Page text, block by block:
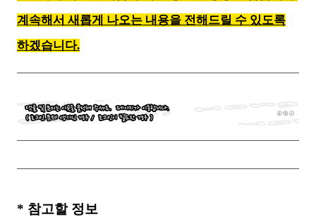
계속해서 새롭게 나오는 내용을 전해드릴 수 있도록
하겠습니다.
* 참고할 정보